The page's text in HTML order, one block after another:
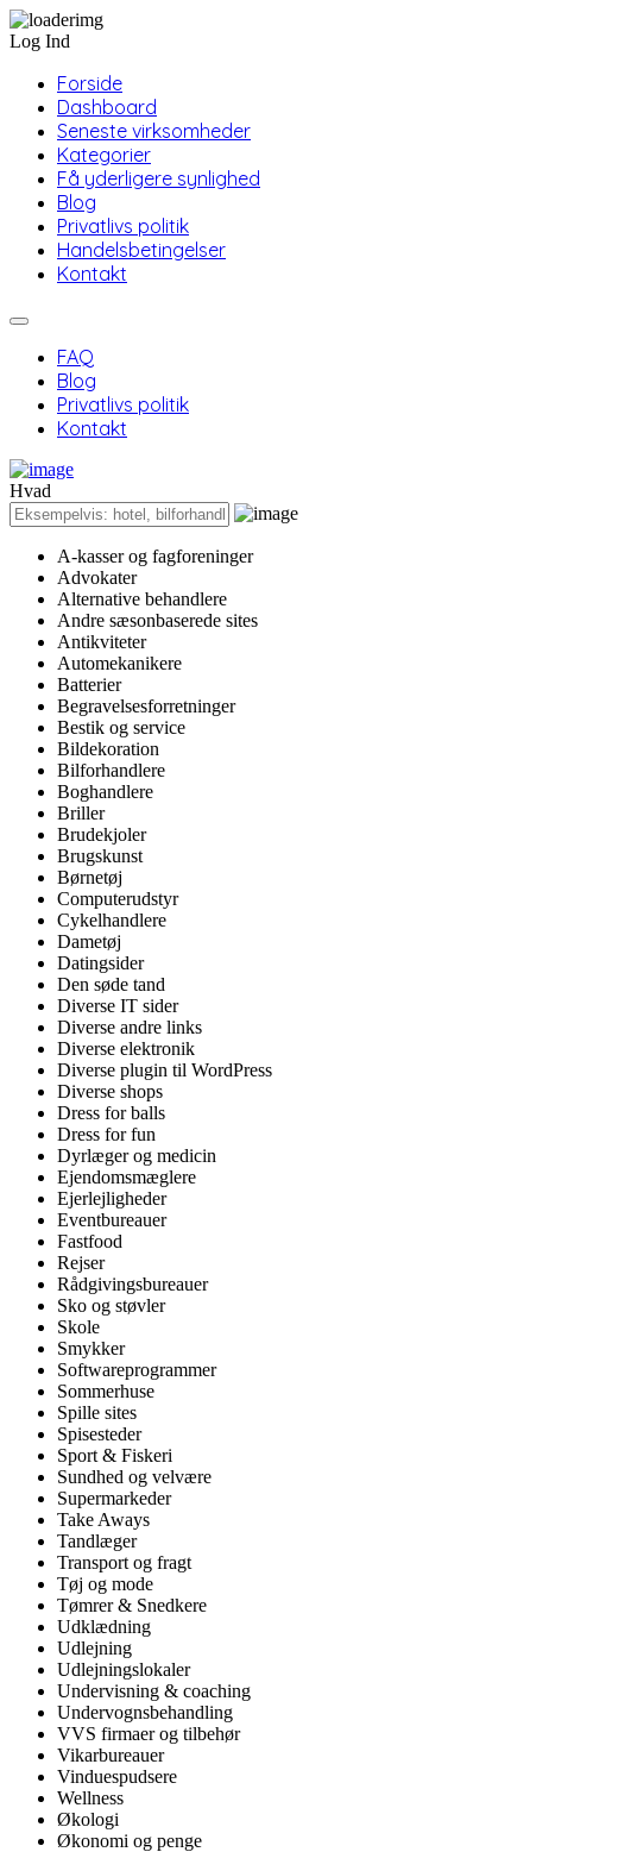
Log Ind
Forside
Dashboard
Seneste virksomheder
Kategorier
Få yderligere synlighed
Blog
Privatlivs politik
Handelsbetingelser
Kontakt
FAQ
Blog
Privatlivs politik
Kontakt
Hvad
A-kasser og fagforeninger
Advokater
Alternative behandlere
Andre sæsonbaserede sites
Antikviteter
Automekanikere
Batterier
Begravelsesforretninger
Bestik og service
Bildekoration
Bilforhandlere
Boghandlere
Briller
Brudekjoler
Brugskunst
Børnetøj
Computerudstyr
Cykelhandlere
Dametøj
Datingsider
Den søde tand
Diverse IT sider
Diverse andre links
Diverse elektronik
Diverse plugin til WordPress
Diverse shops
Dress for balls
Dress for fun
Dyrlæger og medicin
Ejendomsmæglere
Ejerlejligheder
Eventbureauer
Fastfood
Rejser
Rådgivingsbureauer
Sko og støvler
Skole
Smykker
Softwareprogrammer
Sommerhuse
Spille sites
Spisesteder
Sport & Fiskeri
Sundhed og velvære
Supermarkeder
Take Aways
Tandlæger
Transport og fragt
Tøj og mode
Tømrer & Snedkere
Udklædning
Udlejning
Udlejningslokaler
Undervisning & coaching
Undervognsbehandling
VVS firmaer og tilbehør
Vikarbureauer
Vinduespudsere
Wellness
Økologi
Økonomi og penge